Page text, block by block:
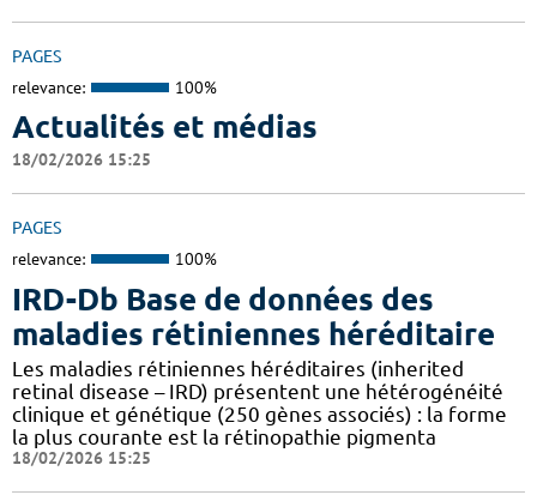
PAGES
relevance: 100%
Actualités et médias
18/02/2026 15:25
PAGES
relevance: 100%
IRD-Db Base de données des
maladies rétiniennes héréditaire
Les maladies rétiniennes héréditaires (inherited
retinal disease – IRD) présentent une hétérogénéité
clinique et génétique (250 gènes associés) : la forme
la plus courante est la rétinopathie pigmenta
18/02/2026 15:25